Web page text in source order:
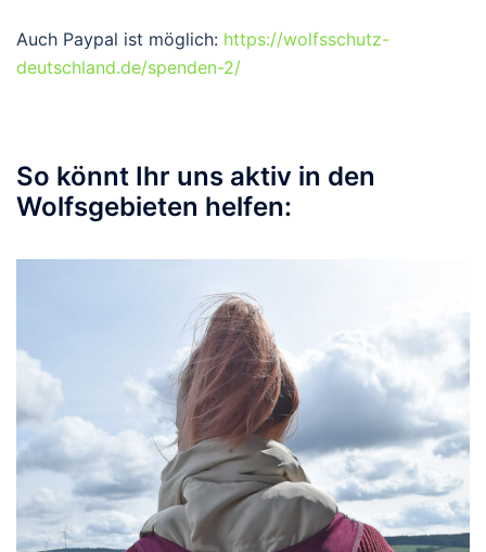
Auch Paypal ist möglich: https://wolfsschutz-
deutschland.de/spenden-2/
So könnt Ihr uns aktiv in den
Wolfsgebieten helfen: